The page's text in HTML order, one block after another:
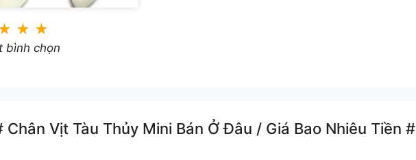
★ ★
bình chọn
Vịt Tàu Thủy Mini Bán Ở Đâu /️ Giá Bao Nhiêu Tiền #